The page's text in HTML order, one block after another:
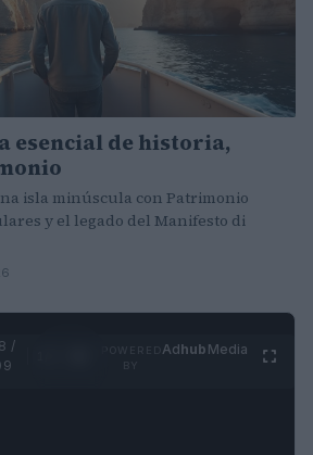
esencial de historia,
isla minúscula con Patrimonio
y el legado del Manifesto di
/
Adhub Media